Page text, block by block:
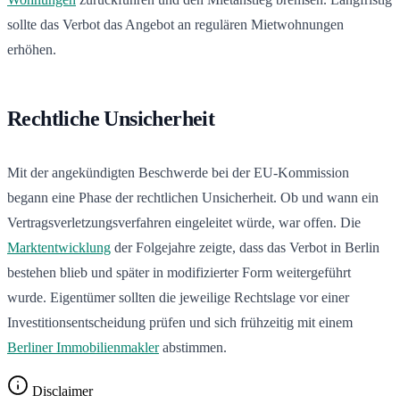
sollte das Verbot das Angebot an regulären Mietwohnungen
erhöhen.
Rechtliche Unsicherheit
Mit der angekündigten Beschwerde bei der EU-Kommission
begann eine Phase der rechtlichen Unsicherheit. Ob und wann ein
Vertragsverletzungsverfahren eingeleitet würde, war offen. Die
Marktentwicklung der Folgejahre zeigte, dass das Verbot in Berlin
bestehen blieb und später in modifizierter Form weitergeführt
wurde. Eigentümer sollten die jeweilige Rechtslage vor einer
Investitionsentscheidung prüfen und sich frühzeitig mit einem
Berliner Immobilienmaklerabstimmen.
Disclaimer